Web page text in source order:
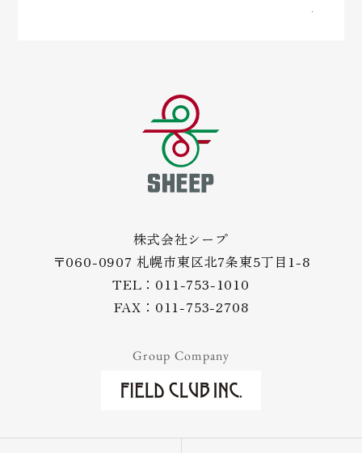
株式会社シープ
〒060-0907 札幌市東区北7条東5丁目1-8
TEL：011-753-1010
FAX：011-753-2708
Group Company